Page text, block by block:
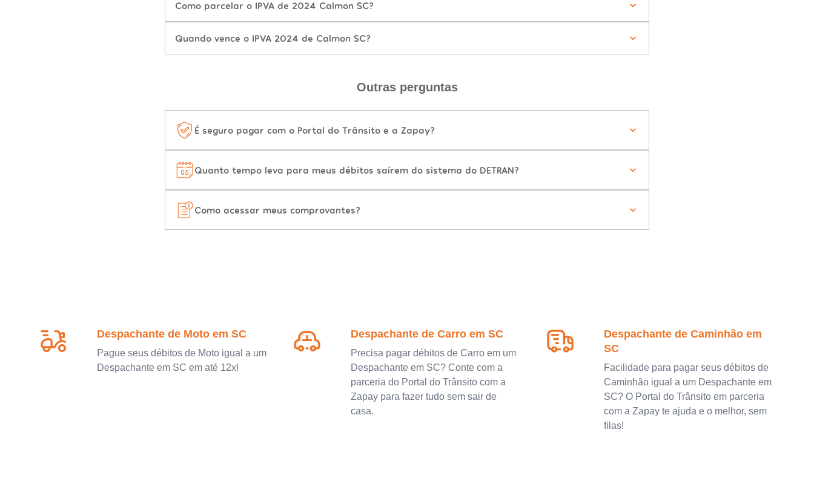
Como parcelar o IPVA de 2024 Calmon SC?
Quando vence o IPVA 2024 de Calmon SC?
Outras perguntas
É seguro pagar com o Portal do Trânsito e a Zapay?
Quanto tempo leva para meus débitos saírem do sistema do DETRAN?
Como acessar meus comprovantes?
Despachante de Moto em SC
Pague seus débitos de Moto igual a um
Despachante em SC em até 12x!
Despachante de Carro em SC
Precisa pagar débitos de Carro em um
Despachante em SC? Conte com a
parceria do Portal do Trânsito com a
Zapay para fazer tudo sem sair de
casa.
Despachante de Caminhão em
SC
Facilidade para pagar seus débitos de
Caminhão igual a um Despachante em
SC? O Portal do Trânsito em parceria
com a Zapay te ajuda e o melhor, sem
filas!